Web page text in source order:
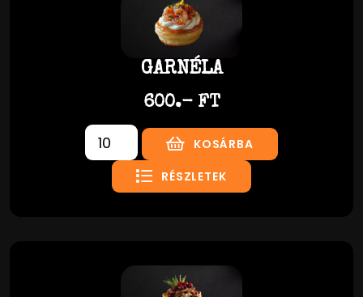
GARNÉLA
600.- FT
KOSÁRBA
RÉSZLETEK